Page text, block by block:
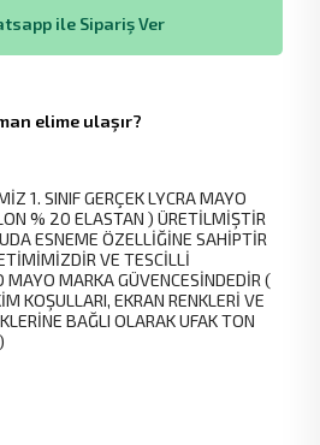
ile Sipariş Ver
elime ulaşır?
1. SINIF GERÇEK LYCRA MAYO
% 20 ELASTAN ) ÜRETİLMİŞTİR
ESNEME ÖZELLİĞİNE SAHİPTİR
VE TESCİLLİ
MARKA GÜVENCESİNDEDİR (
KOŞULLARI, EKRAN RENKLERİ VE
BAĞLI OLARAK UFAK TON